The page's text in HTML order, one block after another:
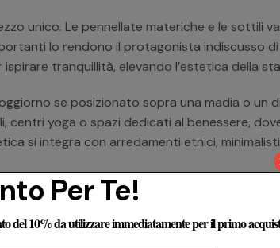
unico. Le pennellate materiche e le sottili
lo rendono il protagonista indiscusso
tranquillità, elevando l’estetica della
se posizionato sopra una madia o un
yoga o spazi dedicati al benessere,
si integra con arredamenti etnici,
da letto, l’ingresso o studi
balinese garantisce una finitura
Per Te!
del 10% da utilizzare immediatamente per il primo